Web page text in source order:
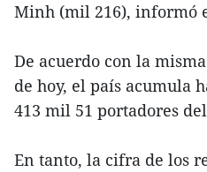
Minh (mil 216), informó
De acuerdo con la
de hoy, el país acumula
413 mil 51 portadores
En tanto, la cifra de los